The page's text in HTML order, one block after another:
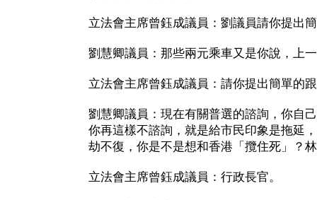
立法會主席曾鈺成議員：劉議員請你提出
劉慧卿議員：那些兩元乘車又是你說，上
立法會主席曾鈺成議員：請你提出簡單的
劉慧卿議員：現在有關普選的諮詢，你自
你再這樣不諮詢，就是給市民印象是拖延
劫不復，你是不是想和香港「攬住死」？
立法會主席曾鈺成議員：行政長官。